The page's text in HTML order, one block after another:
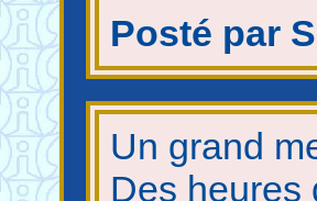
Posté par
Un grand
Des heures